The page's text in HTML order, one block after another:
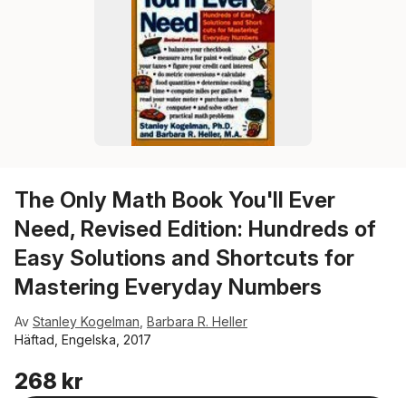
The Only Math Book You'll Ever
Need, Revised Edition: Hundreds of
Easy Solutions and Shortcuts for
Mastering Everyday Numbers
Av Stanley Kogelman Barbara R. Heller
Häftad, Engelska, 2017
268 kr